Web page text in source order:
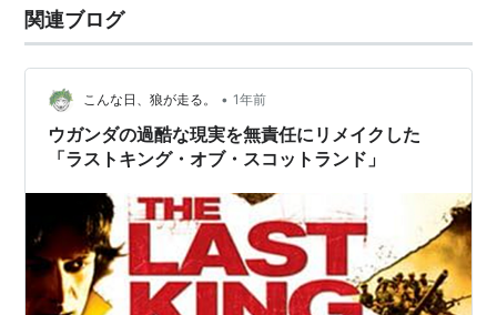
ボブ・マーリー／ルーツ・オブ・レジェンド
LIFE IN A DAY 地球上のある一日の物語
督
第九軍団のワシ（2010） 監督
消されたヘッドライン（2009） 監督
敵こそ、我が友 〜戦犯クラウス・バルビーの3つの人
生〜（2007） 監督
関連ブログ
こんな日、狼が走る。 • 1年前
ウガンダの過酷な現実を無責任にリメイクした
「ラストキング・オブ・スコットランド」